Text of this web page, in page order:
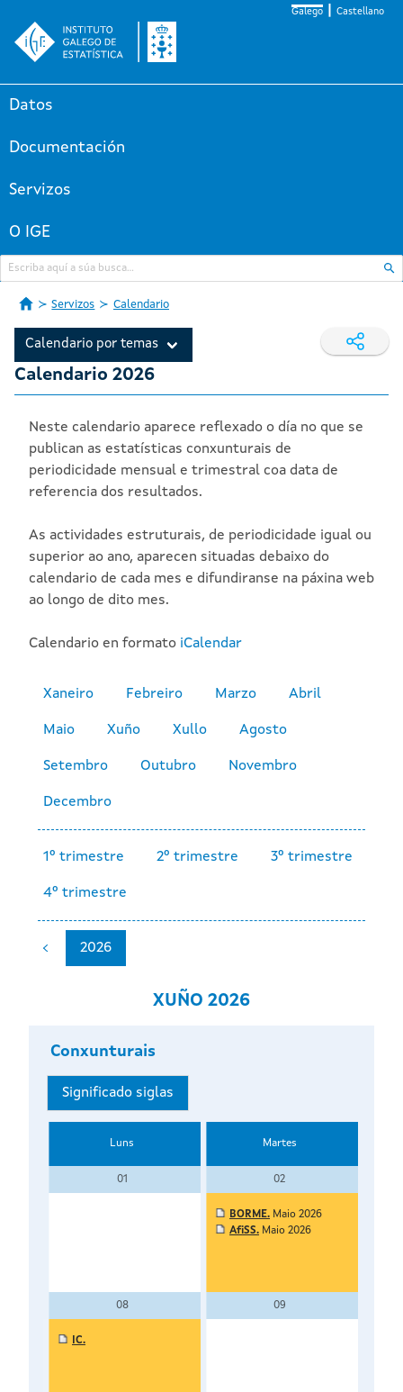
Galego Castellano
Datos
Documentación
Servizos
O IGE
Servizos Calendario
Calendario por temas
Calendario 2026
Neste calendario aparece reflexado o día no que se
publican as estatísticas conxunturais de
periodicidade mensual e trimestral coa data de
referencia dos resultados.
As actividades estruturais, de periodicidade igual ou
superior ao ano, aparecen situadas debaixo do
calendario de cada mes e difundiranse na páxina web
ao longo de dito mes.
Calendario en formato iCalendar
Xaneiro Febreiro Marzo Abril
Maio Xuño Xullo Agosto
Setembro Outubro Novembro
Decembro
1º trimestre 2º trimestre 3º trimestre
4º trimestre
2026
XUÑO 2026
Conxunturais
Significado siglas
Luns Martes
01 02
BORME. Maio 2026
AfiSS. Maio 2026
08 09
IC.